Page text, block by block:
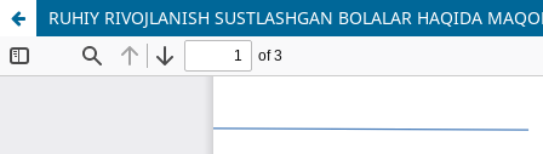
RUHIY RIVOJLANISH SUSTLASHGAN BOLALAR HAQIDA